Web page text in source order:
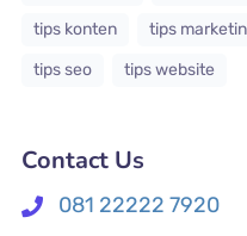
tips konten
tips
tips seo
tips website
Contact Us
081 22222 7920